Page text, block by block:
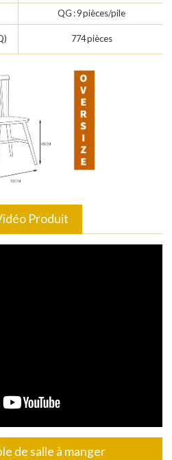
QG : 9 pièces/pile
774 pièces
Produit
de salle à manger